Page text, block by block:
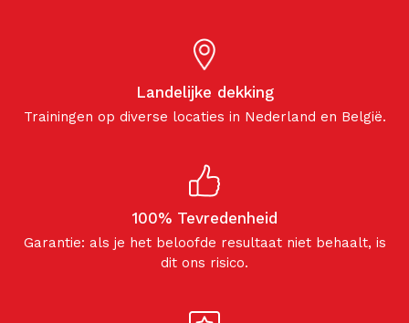
Landelijke dekking
Trainingen op diverse locaties in Nederland en België.
100% Tevredenheid
Garantie: als je het beloofde resultaat niet behaalt, is
dit ons risico.